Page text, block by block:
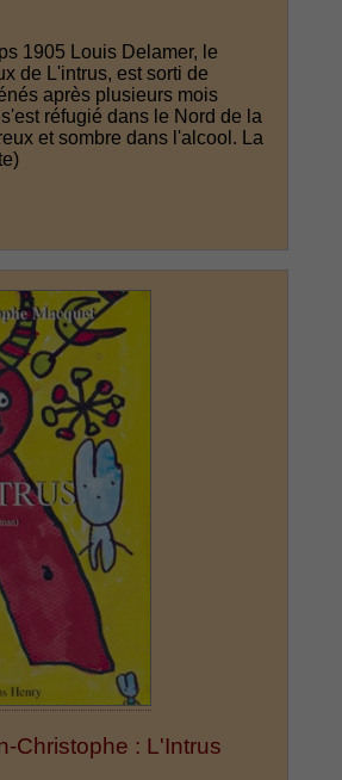
1905 Louis Delamer, le
de L'intrus, est sorti de
après plusieurs mois
réfugié dans le Nord de la
et sombre dans l'alcool. La
Christophe : L'Intrus